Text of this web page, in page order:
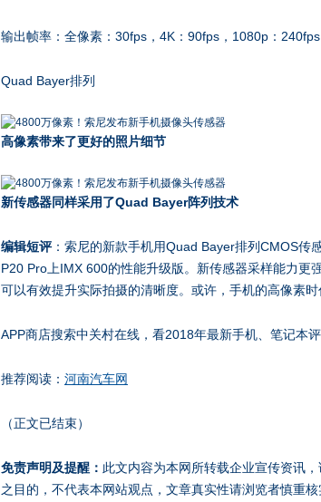
输出帧率：全像素：30fps，4K：90fps，1080p：
Quad Bayer排列
高像素带来了更好的照片细节
新传感器同样采用了Quad Bayer阵列技术
编辑短评：索尼的新款手机用Quad Bayer排列CMOS传
P20 Pro上IMX 600的性能升级版。新传感器采样能力更
可以有效提升实际拍摄的清晰度。或许，手机的高像素时
APP商店搜索中关村在线，看2018年最新手机、笔记本
推荐阅读： 河南汽车网
（正文已结束）
免责声明及提醒： 此文内容为本网所转载企业宣传资讯
之目的，不代表本网站观点，文章真实性请浏览者慎重